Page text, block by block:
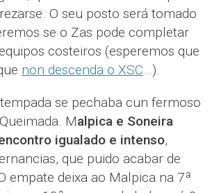
O seu posto será tomado
se o Zas pode completar
costeiros (esperemos que
non descenda o XSC…).
se pechaba cun fermoso
Malpica e Soneira
igualado e intenso,
que puido acabar de
empate deixa ao Malpica na 7ª